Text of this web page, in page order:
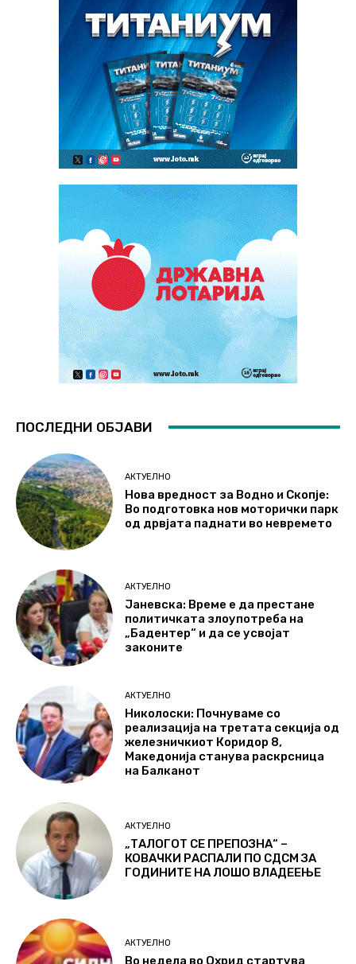
ПОСЛЕДНИ ОБЈАВИ
АКТУЕЛНО
Нова вредност за Водно и Скопје:
Во подготовка нов моторички парк
од дрвјата паднати во невремето
АКТУЕЛНО
Јаневска: Време е да престане
политичката злоупотреба на
„Бадентер“ и да се усвојат
законите
АКТУЕЛНО
Николоски: Почнуваме со
реализација на третата секција од
железничкиот Коридор 8,
Македонија станува раскрсница
на Балканот
АКТУЕЛНО
„ТАЛОГОТ СЕ ПРЕПОЗНА“ –
КОВАЧКИ РАСПАЛИ ПО СДСМ ЗА
ГОДИНИТЕ НА ЛОШО ВЛАДЕЕЊЕ
АКТУЕЛНО
Во недела во Охрид стартува